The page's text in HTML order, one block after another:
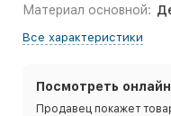
Материал основной:
Все характеристики
Посмотреть онлайн
Продавец покажет